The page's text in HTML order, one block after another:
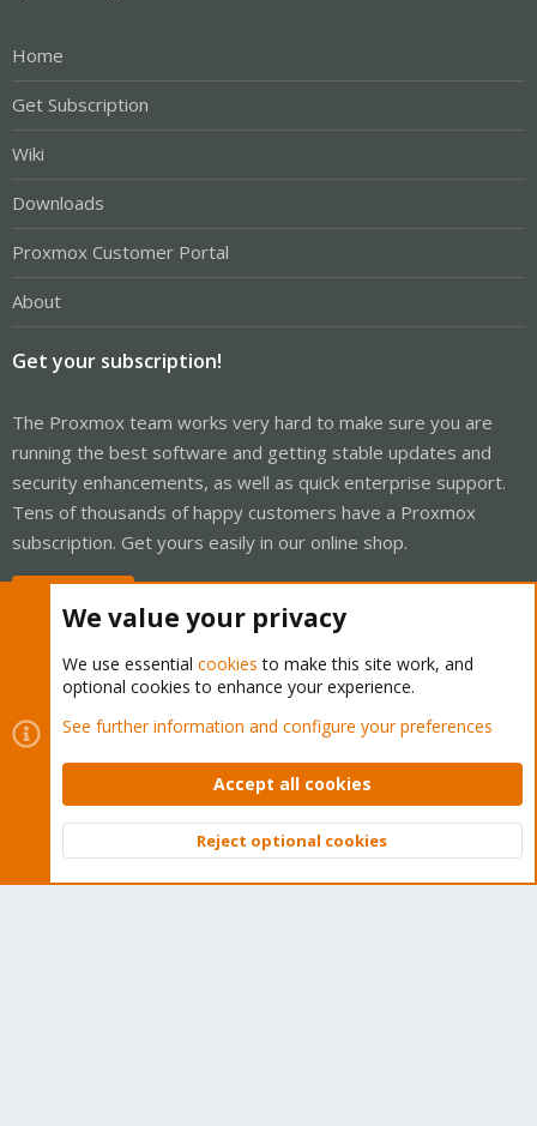
Home
Get Subscription
Wiki
Downloads
Proxmox Customer Portal
About
Get your subscription!
The Proxmox team works very hard to make sure you are
running the best software and getting stable updates and
security enhancements, as well as quick enterprise support.
Tens of thousands of happy customers have a Proxmox
subscription. Get yours easily in our online shop.
Cookies
Proxmox Support Forum - Light Mode
Contact us
Terms and rules Privacy policy Help Home
Community platform by XenForo © 2010-2026 XenForo Ltd.
Top
We value your privacy
We use essential cookies to make this site work, and
optional cookies to enhance your experience.
See further information and configure your preferences
Accept all cookies
Reject optional cookies